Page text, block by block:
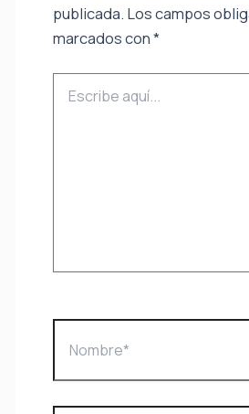
publicada. Los campos
marcados con*
aquí...
Nombre*